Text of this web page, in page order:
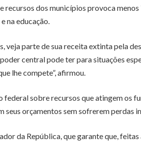
dos municípios provoca
na educação.
parte de sua receita extinta pela
central pode ter para situações
lhe compete”, afirmou.
sobre recursos que atingem os
orçamentos sem sofrerem perdas
da República, que garante que,